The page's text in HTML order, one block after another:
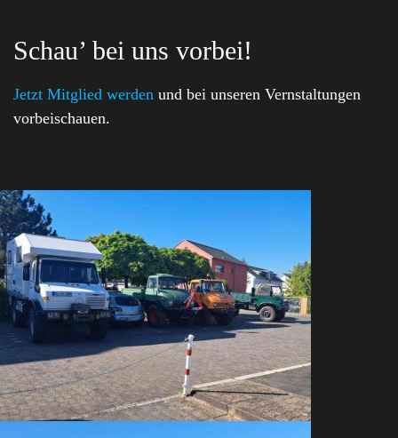
Schau’ bei uns vorbei!
Jetzt Mitglied werden und bei unseren Vernstaltungen
vorbeischauen.